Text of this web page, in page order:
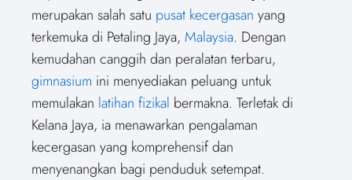
o
n
t
t
e
r
)
o
n
o
o
k
o
n
r
e
s
t
o
n
d
I
n
merupakan salah satu pusat kecergasan yang
terkemuka di Petaling Jaya, Malaysia. Dengan
kemudahan canggih dan peralatan terbaru,
gimnasium ini menyediakan peluang untuk
memulakan latihan fizikal bermakna. Terletak di
Kelana Jaya, ia menawarkan pengalaman
kecergasan yang komprehensif dan
menyenangkan bagi penduduk setempat.